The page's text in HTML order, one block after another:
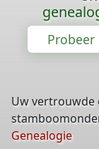
Uw
Genealogie